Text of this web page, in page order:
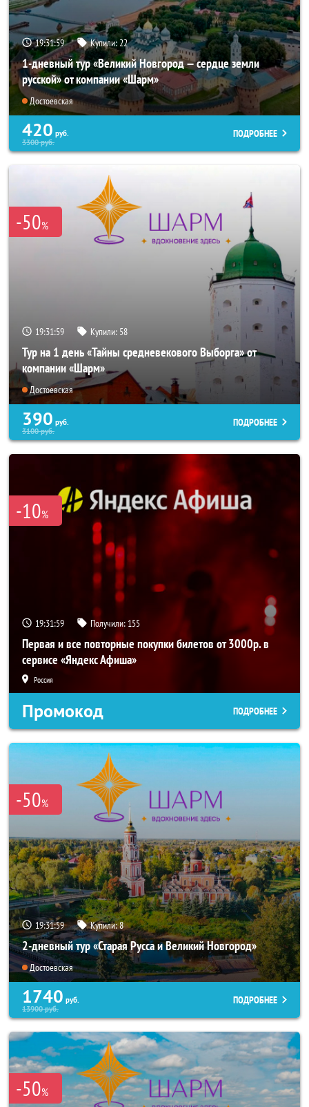
19:31:58 Купили: 22
1-дневный тур «Великий Новгород — сердце земли
русской» от компании «Шарм»
Достоевская
420 руб.
3300руб.
ПОДРОБНЕЕ
-50%
19:31:58 Купили: 58
Тур на 1 день «Тайны средневекового Выборга» от
компании «Шарм»
Достоевская
390 руб.
3100руб.
ПОДРОБНЕЕ
-10%
19:31:58 Получили: 155
Первая и все повторные покупки билетов от 3000р. в
сервисе «Яндекс Афиша»
Россия
Промокод ПОДРОБНЕЕ
-50%
19:31:58 Купили:8
2-дневный тур «Старая Русса и Великий Новгород»
Достоевская
1740 руб.
13900руб.
ПОДРОБНЕЕ
-50%